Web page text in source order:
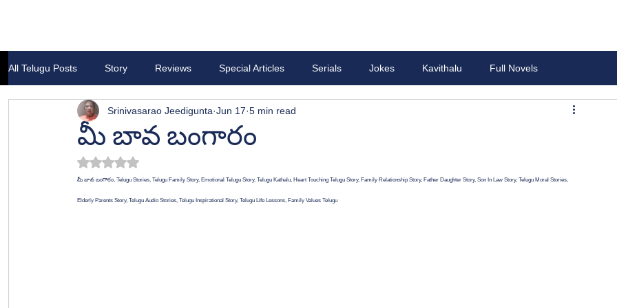
All Telugu Posts Story Reviews Special Articles Serials Jokes Kavithalu Full Novels
మీ బావ బంగారం
Srinivasarao Jeedigunta Jun 17 5 min read
Rated NaN out of 5 stars.
మీ బావ బంగారం, Telugu Stories, Telugu Family Story, Emotional Telugu Story, Telugu Kathalu, Heart Touching Telugu Story, Family Relationship Story, Father Daughter Story, Son In Law Story, Telugu Moral Stories,
Elderly Parents Story, Telugu Audio Stories, Telugu Inspirational Story, Telugu Life Lessons, Family Values Telugu